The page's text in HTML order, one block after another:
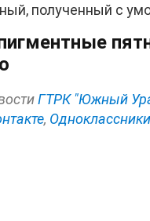
полученный с
ГТРК "Южный
, Одноклассники